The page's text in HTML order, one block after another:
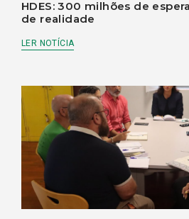
HDES: 300 milhões de
de realidade
LER NOTÍCIA